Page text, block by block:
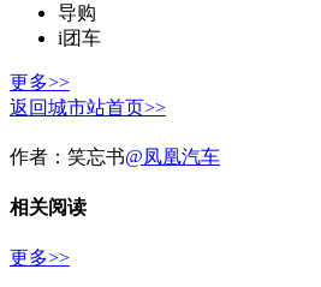
导购
i团车
更多>>
返回城市站首页>>
作者： 笑忘书@凤凰汽车
相关阅读
更多>>